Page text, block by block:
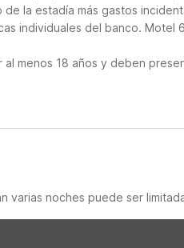
la estadía más gastos
individuales del banco.
menos 18 años y deben
varias noches puede ser